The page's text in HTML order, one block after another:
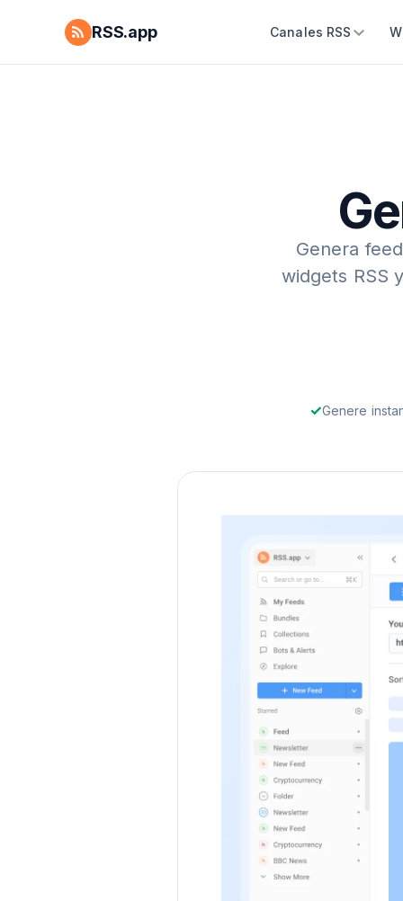
RSS.app Canales RSS
Genera
widgets RSS
Genere